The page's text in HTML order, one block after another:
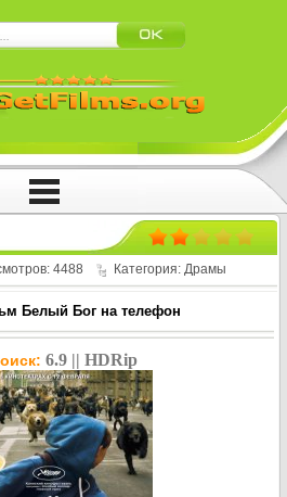
4488 Категория: Драмы
Белый Бог на телефон
6.9 || HDRip
сперва нажмите на
верхнем углу!!!